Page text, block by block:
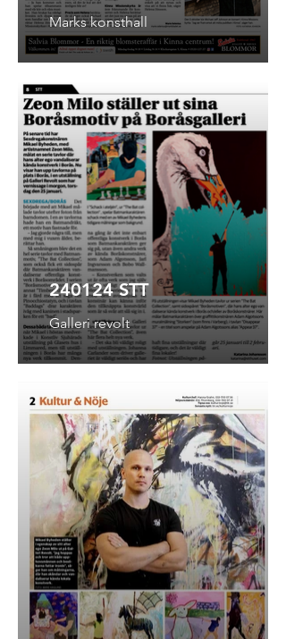
Marks konsthall
240124 STT
Galleri revolt